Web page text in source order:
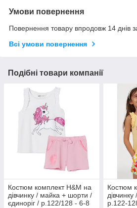
Умови повернення
Повернення товару впродовж 14 днів
Всі умови повернення
Подібні товари компанії
Костюм комплект H&M на
дівчинку / майка + шорти /
єдиноріг / р.122/128 - 6-8
Костюм
р.122-